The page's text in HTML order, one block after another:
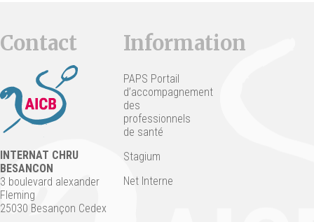
Contact
INTERNAT CHRU
BESANCON
3 boulevard alexander
Fleming
25030 Besançon Cedex
Information
PAPS Portail
d’accompagnement
des
professionnels
de santé
Stagium
Net Interne